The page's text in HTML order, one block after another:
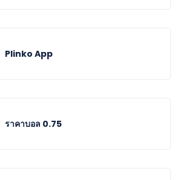
Plinko App
ราคาบอล 0.75